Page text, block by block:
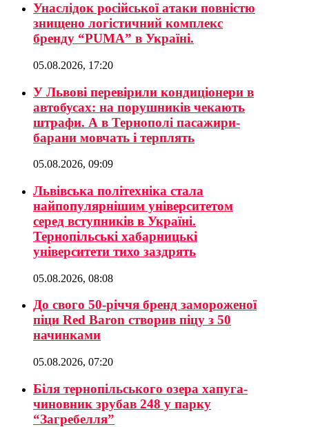
Унаслідок російської атаки повністю
знищено логістичний комплекс
бренду “PUMA” в Україні.
05.08.2026, 17:20
У Львові перевірили кондиціонери в
автобусах: на порушників чекають
штрафи. А в Тернополі пасажири-
барани мовчать і терплять
05.08.2026, 09:09
Львівська політехніка стала
найпопулярнішим університетом
серед вступників в Україні.
Тернопільські хабарницькі
університети тихо заздрять
05.08.2026, 08:08
До свого 50-річчя бренд замороженої
піци Red Baron створив піцу з 50
начинками
05.08.2026, 07:20
Біля тернопільського озера хапуга-
чиновник зрубав 248 у парку
“Загребелля”